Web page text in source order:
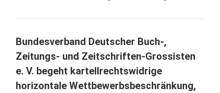
Bundesverband Deutscher Buch-,
Zeitungs- und Zeitschriften-Grossisten
e. V. begeht kartellrechtswidrige
horizontale Wettbewerbsbeschränkung,